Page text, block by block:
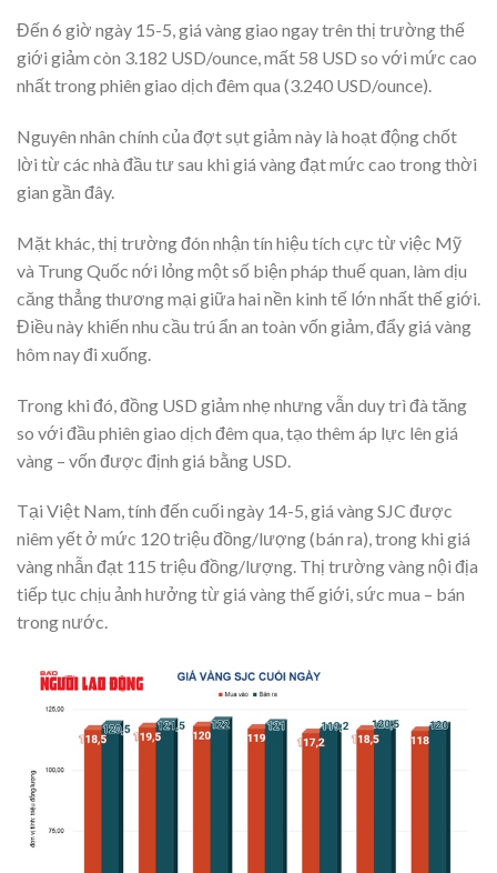
Đến 6 giờ ngày 15-5, giá vàng giao ngay trên thị trường thế
giới giảm còn 3.182 USD/ounce, mất 58 USD so với mức cao
nhất trong phiên giao dịch đêm qua (3.240 USD/ounce).
Nguyên nhân chính của đợt sụt giảm này là hoạt động chốt
lời từ các nhà đầu tư sau khi giá vàng đạt mức cao trong thời
gian gần đây.
Mặt khác, thị trường đón nhận tín hiệu tích cực từ việc Mỹ
và Trung Quốc nới lỏng một số biện pháp thuế quan, làm dịu
căng thẳng thương mại giữa hai nền kinh tế lớn nhất thế giới.
Điều này khiến nhu cầu trú ẩn an toàn vốn giảm, đẩy giá vàng
hôm nay đi xuống.
Trong khi đó, đồng USD giảm nhẹ nhưng vẫn duy trì đà tăng
so với đầu phiên giao dịch đêm qua, tạo thêm áp lực lên giá
vàng – vốn được định giá bằng USD.
Tại Việt Nam, tính đến cuối ngày 14-5, giá vàng SJC được
niêm yết ở mức 120 triệu đồng/lượng (bán ra), trong khi giá
vàng nhẫn đạt 115 triệu đồng/lượng. Thị trường vàng nội địa
tiếp tục chịu ảnh hưởng từ giá vàng thế giới, sức mua – bán
trong nước.